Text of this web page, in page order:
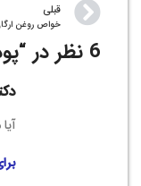
قبلی
خواص روغن
6 نظر در “